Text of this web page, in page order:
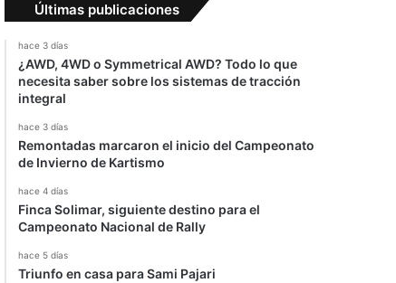
Últimas publicaciones
hace 3 días
¿AWD, 4WD o Symmetrical AWD? Todo lo que
necesita saber sobre los sistemas de tracción
integral
hace 3 días
Remontadas marcaron el inicio del Campeonato
de Invierno de Kartismo
hace 4 días
Finca Solimar, siguiente destino para el
Campeonato Nacional de Rally
hace 5 días
Triunfo en casa para Sami Pajari